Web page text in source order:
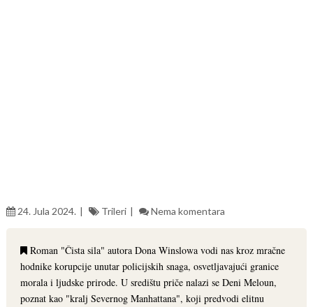
24. Jula 2024. Trileri Nema komentara
Roman "Čista sila" autora Dona Winslowa vodi nas kroz mračne
hodnike korupcije unutar policijskih snaga, osvetljavajući granice
morala i ljudske prirode. U središtu priče nalazi se Deni Meloun,
poznat kao "kralj Severnog Manhattana", koji predvodi elitnu